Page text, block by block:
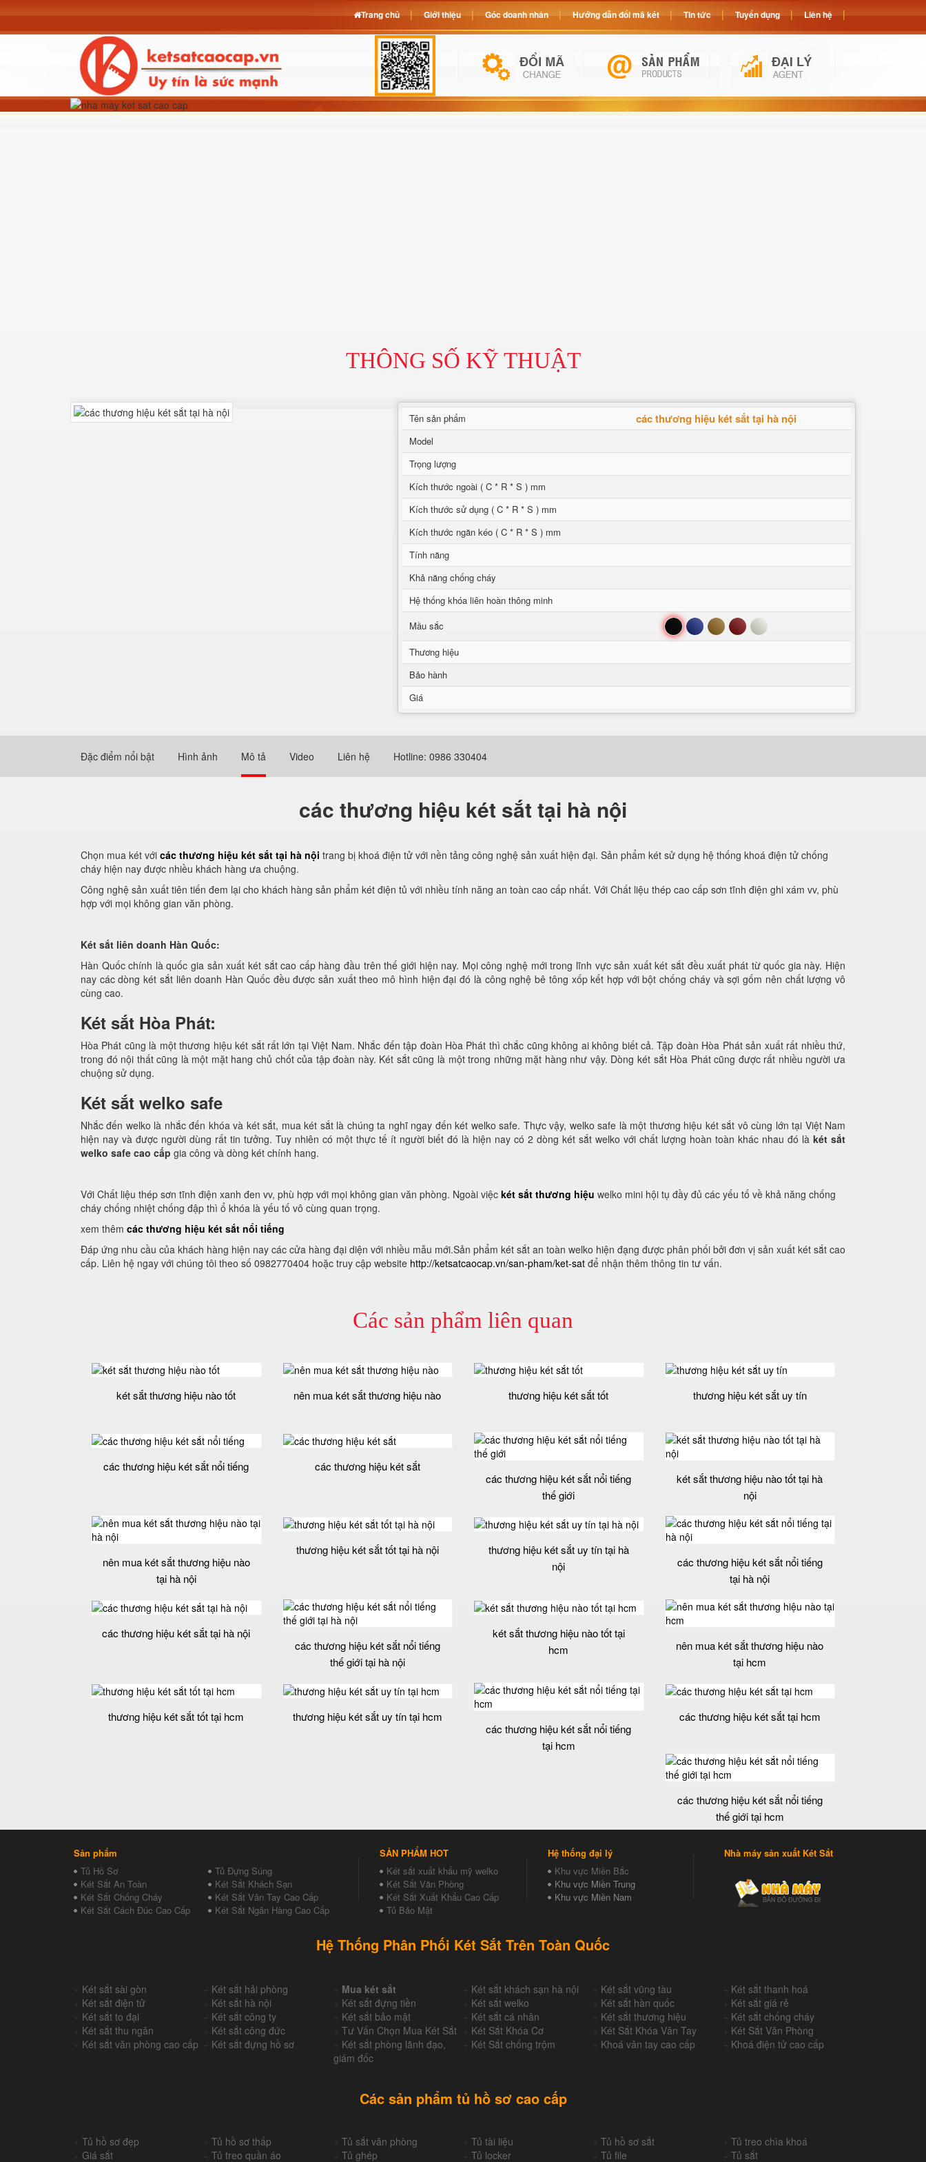
THÔNG SỐ KỸ THUẬT
Tên sản phẩm các thương hiệu két sắt tại hà nội
Model
Trọng lượng
Kích thước ngoài ( C * R * S ) mm
Kích thước sử dụng ( C * R * S ) mm
Kích thước ngăn kéo ( C * R * S ) mm
Tính năng
Khả năng chống cháy
Hệ thống khóa liên hoàn thông minh
Mầu sắc
Đen Xanh Nâu Đỏ Trắng
Thương hiệu
Bảo hành
Giá
Đặc điểm nổi bật Hình ảnh Mô tả Video Liên hệ Hotline: 0986 330404
các thương hiệu két sắt tại hà nội
Chọn mua két với các thương hiệu két sắt tại hà nội trang bị khoá điện tử với nền tảng công nghệ sản xuất hiện đại. Sản phẩm két sử dụng hệ thống khoá điện tử chống
cháy hiện nay được nhiều khách hàng ưa chuộng.
Công nghệ sản xuất tiên tiến đem lại cho khách hàng sản phẩm két điện tủ với nhiều tính năng an toàn cao cấp nhất. Với Chất liệu thép cao cấp sơn tĩnh điện ghi xám vv, phù
hợp với mọi không gian văn phòng.
Két sắt liên doanh Hàn Quốc:
Hàn Quốc chính là quốc gia sản xuất két sắt cao cấp hàng đầu trên thế giới hiện nay. Mọi công nghệ mới trong lĩnh vực sản xuất két sắt đều xuất phát từ quốc gia này. Hiện
nay các dòng két sắt liên doanh Hàn Quốc đều được sản xuất theo mô hình hiện đại đó là công nghệ bê tông xốp kết hợp với bột chống cháy và sợi gốm nên chất lượng vô
cùng cao.
Két sắt Hòa Phát:
Hòa Phát cũng là một thương hiệu két sắt rất lớn tại Việt Nam. Nhắc đến tập đoàn Hòa Phát thì chắc cũng không ai không biết cả. Tập đoàn Hòa Phát sản xuất rất nhiều thứ,
trong đó nội thất cũng là một mặt hang chủ chốt của tập đoàn này. Két sắt cũng là một trong những mặt hàng như vậy. Dòng két sắt Hòa Phát cũng được rất nhiều người ưa
chuộng sử dụng.
Két sắt welko safe
Nhắc đến welko là nhắc đến khóa và két sắt, mua két sắt là chúng ta nghĩ ngay đến két welko safe. Thực vậy, welko safe là một thương hiệu két sắt vô cùng lớn tại Việt Nam
hiện nay và được người dùng rất tin tưởng. Tuy nhiên có một thực tế ít người biết đó là hiện nay có 2 dòng két sắt welko với chất lượng hoàn toàn khác nhau đó là két sắt
welko safe cao cấp gia công và dòng két chính hang.
Với Chất liệu thép sơn tĩnh điện xanh đen vv, phù hợp với mọi không gian văn phòng. Ngoài việc két sắt thương hiệu welko mini hội tụ đầy đủ các yếu tố về khả năng chống
cháy chống nhiệt chống đập thì ổ khóa là yếu tố vô cùng quan trọng.
xem thêm các thương hiệu két sắt nổi tiếng
Đáp ứng nhu cầu của khách hàng hiện nay các cửa hàng đại diện với nhiều mẫu mới.Sản phẩm két sắt an toàn welko hiện đạng được phân phối bởi đơn vị sản xuất két sắt cao
cấp. Liên hệ ngay với chúng tôi theo số 0982770404 hoặc truy cập website http://ketsatcaocap.vn/san-pham/ket-sat để nhận thêm thông tin tư vấn.
Các sản phẩm liên quan
két sắt thương hiệu nào tốt nên mua két sắt thương hiệu nào thương hiệu két sắt tốt thương hiệu két sắt uy tín
các thương hiệu két sắt nổi tiếng
các thương hiệu két sắt
các thương hiệu két sắt nổi tiếng
thế giới
két sắt thương hiệu nào tốt tại hà
nội
nên mua két sắt thương hiệu nào
tại hà nội
thương hiệu két sắt tốt tại hà nội
thương hiệu két sắt uy tín tại hà
nội
các thương hiệu két sắt nổi tiếng
tại hà nội
các thương hiệu két sắt tại hà nội
các thương hiệu két sắt nổi tiếng
thế giới tại hà nội
két sắt thương hiệu nào tốt tại
hcm
nên mua két sắt thương hiệu nào
tại hcm
thương hiệu két sắt tốt tại hcm
thương hiệu két sắt uy tín tại hcm
các thương hiệu két sắt nổi tiếng
tại hcm
các thương hiệu két sắt tại hcm
các thương hiệu két sắt nổi tiếng
thế giới tại hcm
Sản phẩm
Tủ Hồ Sơ
Tủ Đựng Súng
Két Sắt An Toàn
Két Sắt Khách Sạn
Két Sắt Chống Cháy
Két Sắt Vân Tay Cao Cấp
Két Sắt Cách Đúc Cao Cấp
Két Sắt Ngân Hàng Cao Cấp
SẢN PHẨM HOT
Két sắt xuất khẩu mỹ welko
Két Sắt Văn Phòng
Két Sắt Xuất Khẩu Cao Cấp
Tủ Bảo Mật
Hệ thống đại lý
Khu vực Miền Bắc
Khu vực Miền Trung
Khu vực Miền Nam
Nhà máy sản xuất Két Sắt
Hệ Thống Phân Phối Két Sắt Trên Toàn Quốc
Két sắt sài gòn Két sắt hải phòng Mua két sắt Két sắt khách sạn hà nội Két sắt vũng tàu
Két sắt thanh hoá
Két sắt điện tử Két sắt hà nội Két sắt đựng tiền Két sắt welko Két sắt hàn quốc
Két sắt giá rẻ
Két sắt to đại Két sắt công ty Két sắt bảo mật Két sắt cá nhân Két sắt thương hiệu
Két sắt chống cháy
Két sắt thu ngân Két sắt công đức Tư Vấn Chọn Mua Két Sắt Két Sắt Khóa Cơ Két Sắt Khóa Vân Tay
Két Sắt Văn Phòng
Két sắt văn phòng cao cấp Két sắt đựng hồ sơ
Két sắt phòng lãnh đạo,
giám đốc
Két Sắt chống trộm Khoá vân tay cao cấp Khoá điện tử cao cấp
Các sản phẩm tủ hồ sơ cao cấp
Tủ hồ sơ đẹp +Tủ hồ sơ thấp Tủ sắt văn phòng Tủ tài liệu +Tủ hồ sơ sắt
Tủ treo chìa khoá
Giá sắt +Tủ treo quần áo Tủ ghép Tủ locker +Tủ file
Tủ sắt
Trang chủ Giới thiệu Góc doanh nhân Hướng dẫn đổi mã két Tin tức Tuyển dụng Liên hệ